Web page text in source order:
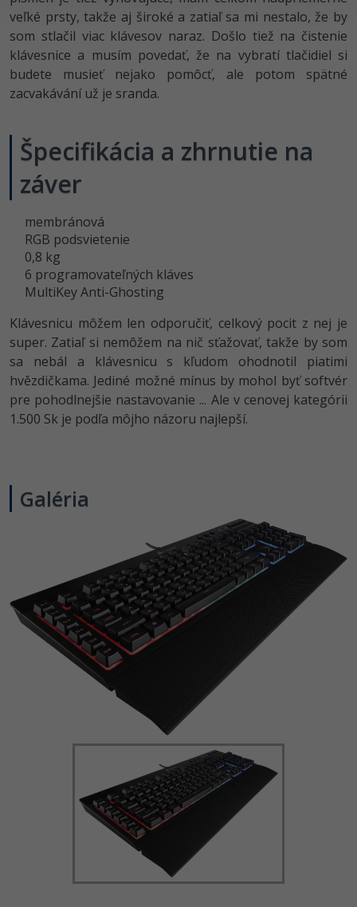
veľké prsty, takže aj široké a zatiaľ sa mi nestalo, že by
som stlačil viac klávesov naraz. Došlo tiež na čistenie
klávesnice a musím povedať, že na vybratí tlačidiel si
budete musieť nejako pomôcť, ale potom spätné
zacvakávání už je sranda.
Špecifikácia a zhrnutie na
záver
membránová
RGB podsvietenie
0,8 kg
6 programovateľných kláves
MultiKey Anti-Ghosting
Klávesnicu môžem len odporučiť, celkový pocit z nej je
super. Zatiaľ si nemôžem na nič sťažovať, takže by som
sa nebál a klávesnicu s kľudom ohodnotil piatimi
hvězdičkama. Jediné možné mínus by mohol byť softvér
pre pohodlnejšie nastavovanie ... Ale v cenovej kategórii
1.500 Sk je podľa môjho názoru najlepší.
Galéria